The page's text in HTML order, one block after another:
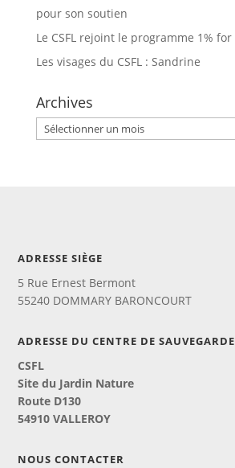
pour son soutien
Le CSFL rejoint le programme 1%
Les visages du CSFL : Sandrine
Archives
Archives
ADRESSE SIÈGE
5 Rue Ernest Bermont
55240 DOMMARY BARONCOURT
ADRESSE DU CENTRE DE SAUVEGARDE
CSFL
Site du Jardin Nature
Route D130
54910 VALLEROY
NOUS CONTACTER